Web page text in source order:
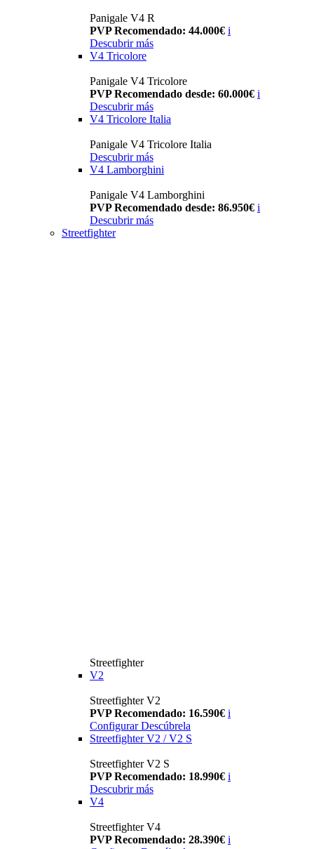
Panigale V4 R
PVP Recomendado: 44.000€ i
Descubrir más
V4 Tricolore
Panigale V4 Tricolore
PVP Recomendado desde: 60.000€ i
Descubrir más
V4 Tricolore Italia
Panigale V4 Tricolore Italia
Descubrir más
V4 Lamborghini
Panigale V4 Lamborghini
PVP Recomendado desde: 86.950€ i
Descubrir más
Streetfighter
Streetfighter
V2
Streetfighter V2
PVP Recomendado: 16.590€ i
Configurar Descúbrela
Streetfighter V2 / V2 S
Streetfighter V2 S
PVP Recomendado: 18.990€ i
Descubrir más
V4
Streetfighter V4
PVP Recomendado: 28.390€ i